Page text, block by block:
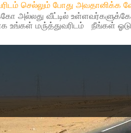
செல்லும் போது அவதானிக்க
அல்லது வீட்டில்
உங்கள் மரு்த்துவரிடம் நீங்கள்